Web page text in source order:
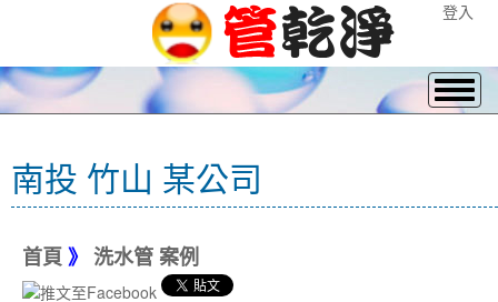
登入
南投 竹山 某公司
首頁 》 洗水管 案例